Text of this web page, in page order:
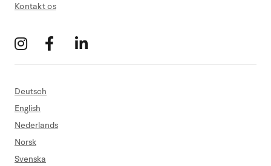
Kontakt os
Deutsch
English
Nederlands
Norsk
Svenska